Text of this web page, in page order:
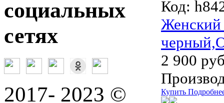
Код:
Женский
2 900
Купить
социальных
сетях
2017- 2023 ©